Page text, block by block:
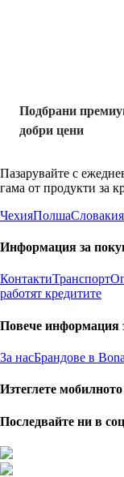
Подбрани
добри цени
Пазарувайте с
гама от продукти за
ЧехияПолшаСловакия
Информация за
КонтактиТранспорт
работят кредитите
Повече информация
За насБрандове в
Изтеглете
Последвайте ни в